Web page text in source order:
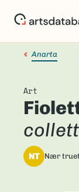
Anarta
Art
NT Nær